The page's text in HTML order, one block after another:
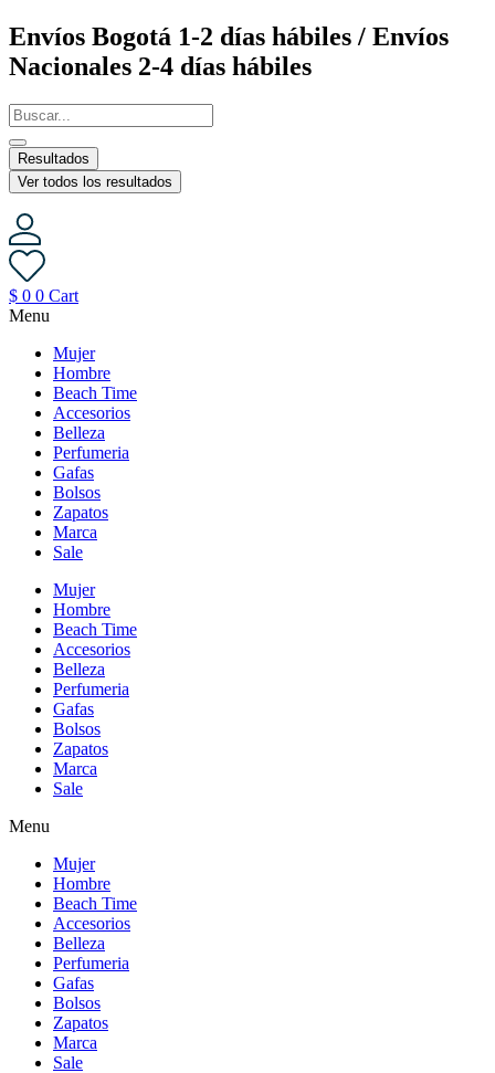
Saltar
al
contenido
Envíos Bogotá 1-2 días hábiles / Envíos
Nacionales 2-4 días hábiles
Resultados
Ver todos los resultados
$ 0 0 Cart
Menu
Mujer
Hombre
Beach Time
Accesorios
Belleza
Perfumeria
Gafas
Bolsos
Zapatos
Marca
Sale
Mujer
Hombre
Beach Time
Accesorios
Belleza
Perfumeria
Gafas
Bolsos
Zapatos
Marca
Sale
Menu
Mujer
Hombre
Beach Time
Accesorios
Belleza
Perfumeria
Gafas
Bolsos
Zapatos
Marca
Sale